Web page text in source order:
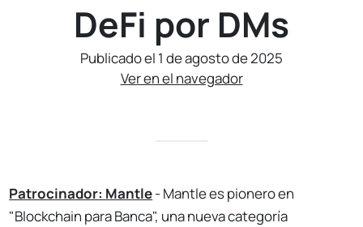
DeFi por DMs
Publicado el 1 de agosto de 2025
Ver en el navegador
Patrocinador: Mantle- Mantle es pionero en
"Blockchain para Banca", una nueva categoría